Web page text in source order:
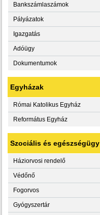
Bankszámlaszámok
Pályázatok
Igazgatás
Adóügy
Dokumentumok
Egyházak
Római Katolikus Egyház
Református Egyház
Szociális és egészségügy
Háziorvosi rendelő
Védőnő
Fogorvos
Gyógyszertár